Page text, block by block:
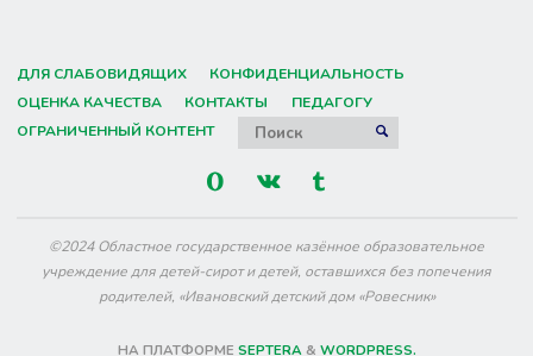
ДЛЯ СЛАБОВИДЯЩИХ
КОНФИДЕНЦИАЛЬНОСТЬ
ОЦЕНКА КАЧЕСТВА
КОНТАКТЫ
ПЕДАГОГУ
ОГРАНИЧЕННЫЙ КОНТЕНТ
ПОИСК
©2024 Областное государственное казённое образовательное
учреждение для детей-сирот и детей, оставшихся без попечения
родителей, «Ивановский детский дом «Ровесник»
НА ПЛАТФОРМЕ SEPTERA& WORDPRESS.